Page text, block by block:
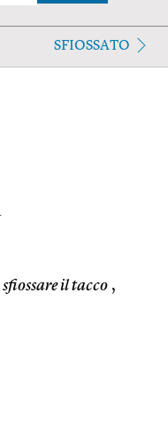
SFIOSSATO
sfiossare il tacco ,